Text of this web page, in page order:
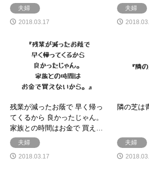
夫婦
2018.03.17
夫婦
残業が減ったお蔭で 早く帰っ
てくるから 良かったじゃん。
家族との時間はお金で 買え…
夫婦
2018.03.17
隣の芝は
夫婦